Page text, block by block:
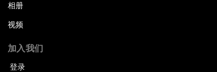
相册
视频
加入我们
登录